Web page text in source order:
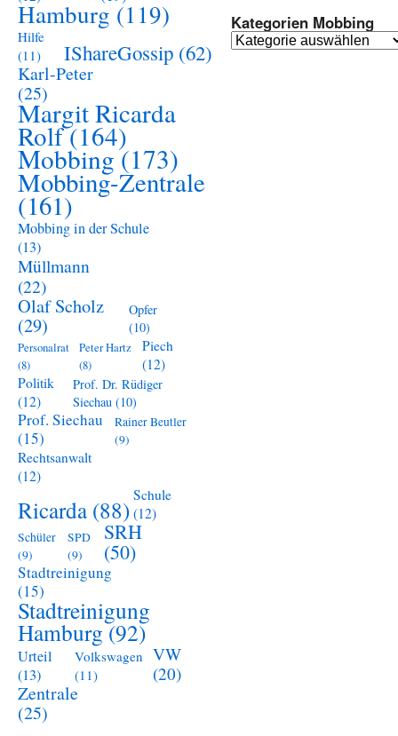
Hamburg (119)
Hilfe
(11)
IShareGossip (62)
Karl-Peter
(25)
Margit Ricarda
Rolf(164)
Mobbing(173)
Mobbing-Zentrale
(161)
Mobbing in der Schule
(13)
Müllmann
(22)
Olaf Scholz
(29)
Opfer
(10)
Personalrat
(8)
Peter Hartz
(8)
Piech
(12)
Politik
(12)
Prof. Dr. Rüdiger
Siechau (10)
Prof. Siechau
(15)
Rainer Beutler
(9)
Rechtsanwalt
(12)
Ricarda (88) Schule
(12)
Schüler
(9)
SPD
(9)
SRH
(50)
Stadtreinigung
(15)
Stadtreinigung
Hamburg(92)
Urteil
(13)
Volkswagen
(11)
VW
(20)
Zentrale
(25)
finden:
Kategorien Mobbing
Kategorien